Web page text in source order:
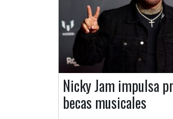
Nicky Jam impulsa
becas musicales